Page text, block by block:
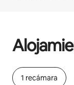
1 recámara